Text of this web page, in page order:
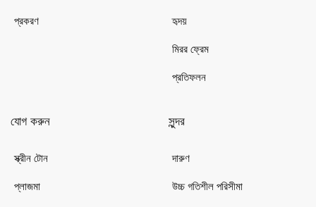
প্রকরণ হৃদয়
মিরর ফ্রেম
প্রতিফলন
যোগ করুন
স্ক্রীন টোন
প্লাজমা
সুন্দর
দারুণ
উচ্চ গতিশীল পরিসীমা